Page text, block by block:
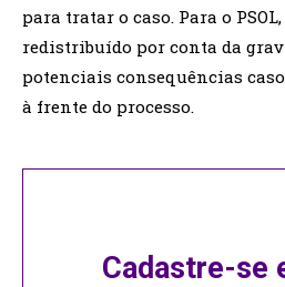
para tratar o caso. Para o
redistribuído por conta da
potenciais consequências
à frente do processo.
Cadastre-se